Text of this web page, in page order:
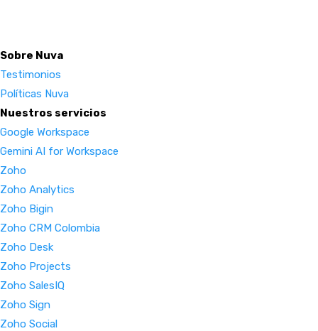
Sobre Nuva
Testimonios
Políticas Nuva
Nuestros servicios
Google Workspace
Gemini AI for Workspace
Zoho
Zoho Analytics
Zoho Bigin
Zoho CRM Colombia
Zoho Desk
Zoho Projects
Zoho SalesIQ
Zoho Sign
Zoho Social